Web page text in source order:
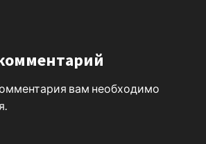
вам необходимо